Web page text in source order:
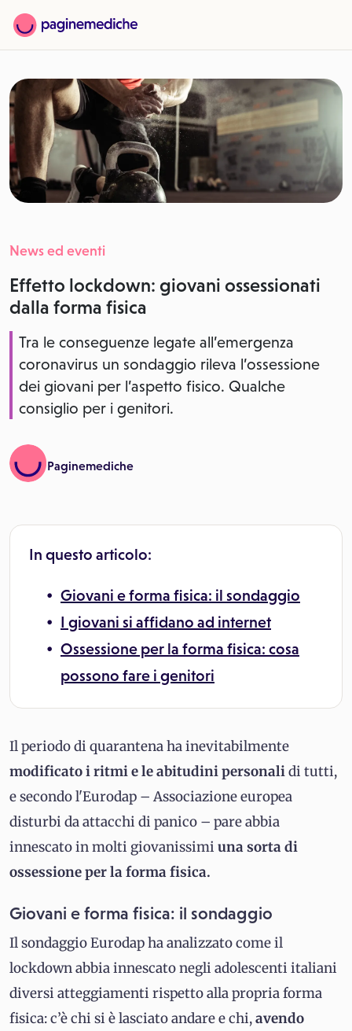
News ed eventi
Effetto lockdown: giovani ossessionati
dalla forma fisica
Tra le conseguenze legate all’emergenza
coronavirus un sondaggio rileva l’ossessione
dei giovani per l’aspetto fisico. Qualche
consiglio per i genitori.
Paginemediche
In questo articolo:
Giovani e forma fisica: il sondaggio
I giovani si affidano ad internet
Ossessione per la forma fisica: cosa
possono fare i genitori
Il periodo di quarantena ha inevitabilmente
modificato i ritmi e le abitudini personalidi tutti,
e secondo l'Eurodap – Associazione europea
disturbi da attacchi di panico – pare abbia
innescato in molti giovanissimi una sorta di
ossessione per la forma fisica.
Giovani e forma fisica: il sondaggio
Il sondaggio Eurodap ha analizzato come il
lockdown abbia innescato negli adolescenti italiani
diversi atteggiamenti rispetto alla propria forma
fisica: c’è chi si è lasciato andare e chi,avendo